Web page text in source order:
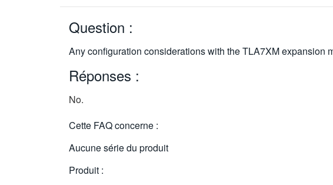
Question :
Any configuration considerations with the TLA7XM expansion
Réponses :
No.
Cette FAQ concerne :
Aucune série du produit
Produit :